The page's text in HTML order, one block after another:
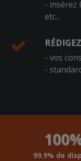
- insérez
etc...
RÉDIGEZ
- vos
-
99.9% de